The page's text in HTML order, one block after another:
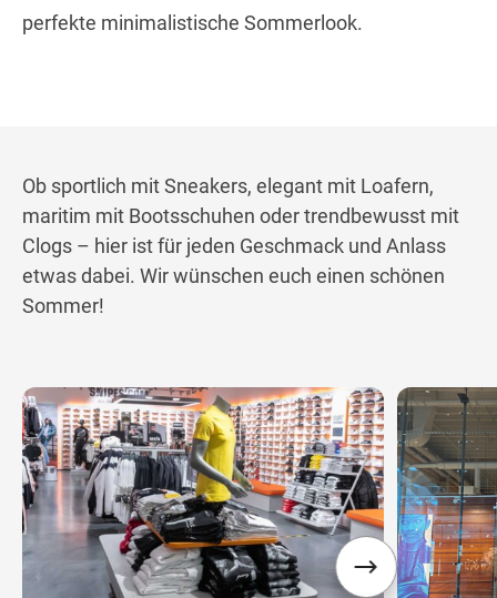
perfekte minimalistische Sommerlook.
Ob sportlich mit Sneakers, elegant mit Loafern,
maritim mit Bootsschuhen oder trendbewusst mit
Clogs – hier ist für jeden Geschmack und Anlass
etwas dabei. Wir wünschen euch einen schönen
Sommer!